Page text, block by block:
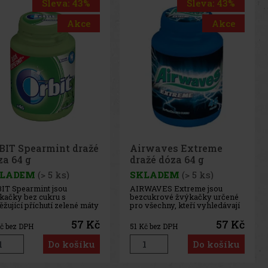
Sleva: 43%
Akce
Extreme
dóza 64 g
(> 5 ks)
Extreme jsou
žvýkačky určené
kteří vyhledávají
intenzivní
osvěžení. Silná
chladivých
tónů přináší
pocit svěžesti a
svěží dech.
bez DPH 57 Kč
Do košíku
Sleva: 43%
Akce
Airwaves Cassis dražé
dóza 64 g
SKLADEM (> 5 ks)
AIRWAVES Cool Cassis jsou
žvýkačky bez cukru, které
spojují intenzivní chuť černého
rybízu s výraznou mentolovou
svěžestí. Originální kombinace
ovocných a chladivých tónů
přináší dlouhotrvající osvěžení
a příjemný pocit svěžího
dechu. Praktická dóza
51 Kč bez DPH 57 Kč
Do košíku